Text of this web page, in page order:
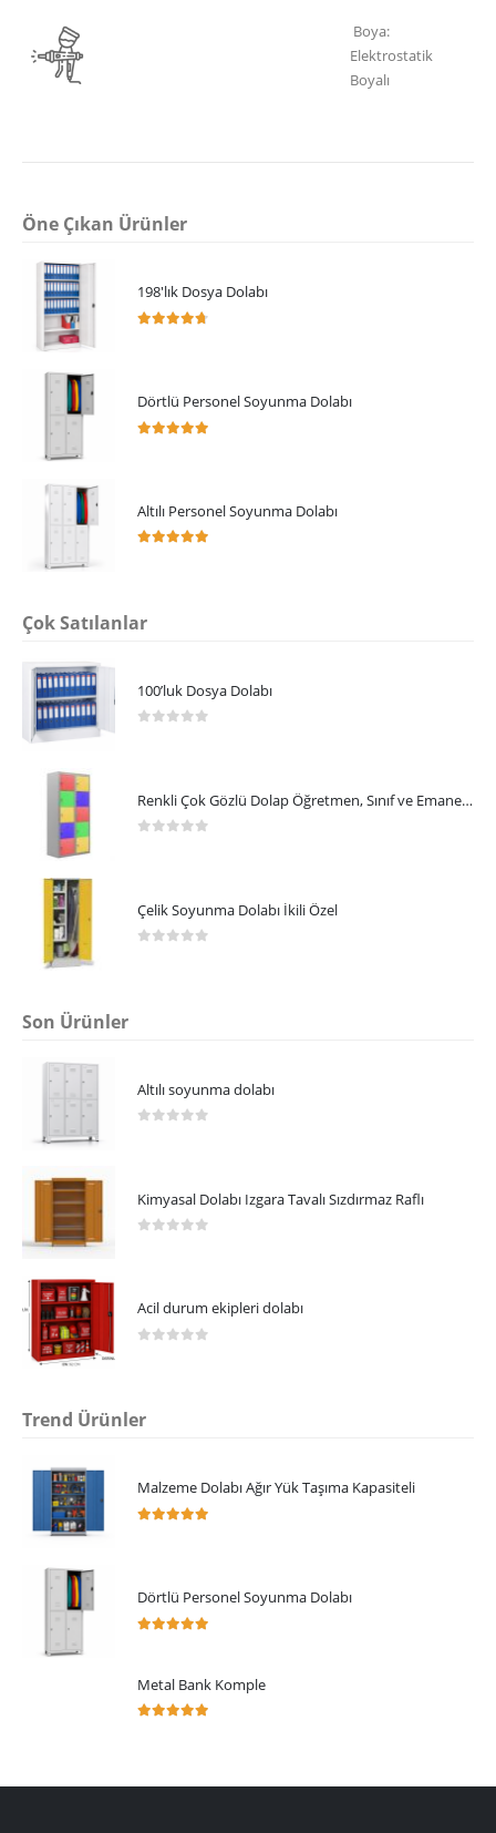
Boya:
Elektrostatik
Boyalı
Öne Çıkan Ürünler
198'lık Dosya Dolabı
Dörtlü Personel Soyunma Dolabı
Altılı Personel Soyunma Dolabı
Çok Satılanlar
100’luk Dosya Dolabı
Renkli Çok Gözlü Dolap Öğretmen, Sınıf ve Emanet Dolabı,
Çelik Soyunma Dolabı İkili Özel
Son Ürünler
Altılı soyunma dolabı
Kimyasal Dolabı Izgara Tavalı Sızdırmaz Raflı
Acil durum ekipleri dolabı
Trend Ürünler
Malzeme Dolabı Ağır Yük Taşıma Kapasiteli
Dörtlü Personel Soyunma Dolabı
Metal Bank Komple